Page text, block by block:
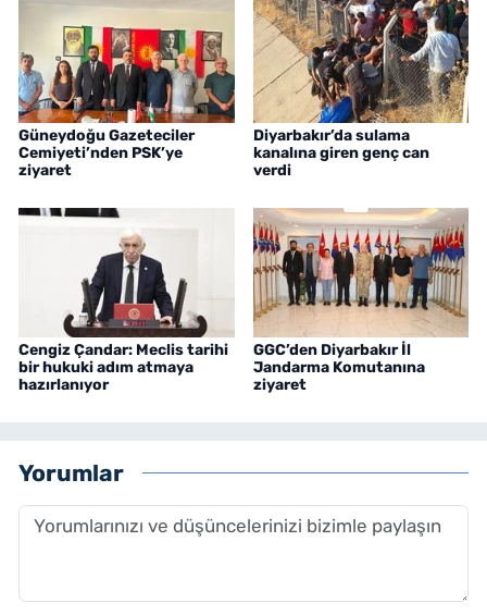
Güneydoğu Gazeteciler
Cemiyeti’nden PSK’ye
ziyaret
Diyarbakır’da sulama
kanalına giren genç can
verdi
Cengiz Çandar: Meclis tarihi
bir hukuki adım atmaya
hazırlanıyor
GGC’den Diyarbakır İl
Jandarma Komutanına
ziyaret
Yorumlar